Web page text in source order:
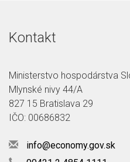
Kontakt
Ministerstvo hospodárstva
Mlynské nivy 44/A
827 15 Bratislava 29
IČO: 00686832
info@economy.gov.sk